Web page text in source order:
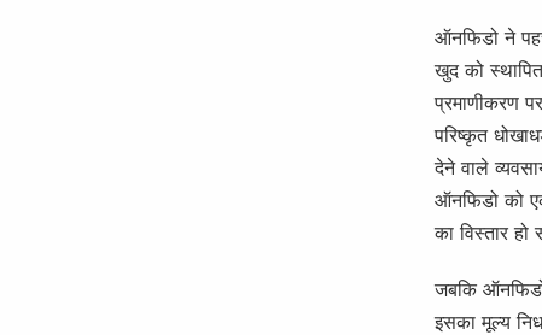
ऑनफिडो ने
खुद को
प्रमाणीकरण
परिष्कृत
देने वाले
ऑनफिडो को
का विस्तार
जबकि
इसका मूल्य